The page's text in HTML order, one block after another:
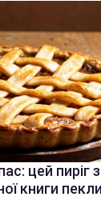
цей пиріг
книги пекли